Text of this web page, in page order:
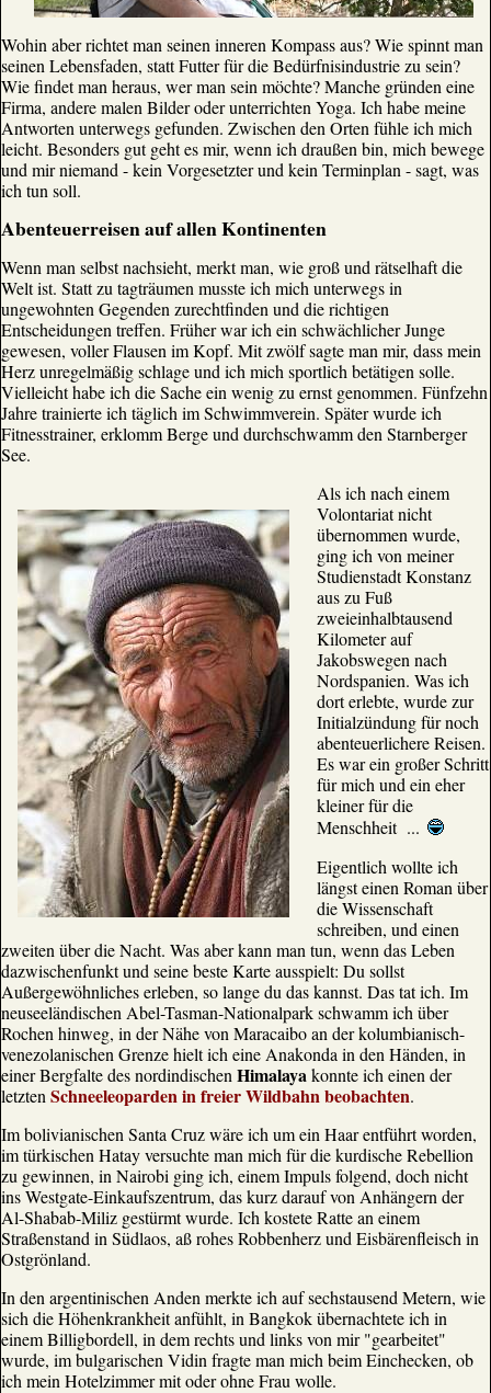
Wohin aber richtet man seinen inneren Kompass aus? Wie spinnt man
seinen Lebensfaden, statt Futter für die Bedürfnisindustrie zu sein?
Wie findet man heraus, wer man sein möchte? Manche gründen eine
Firma, andere malen Bilder oder unterrichten Yoga. Ich habe meine
Antworten unterwegs gefunden. Zwischen den Orten fühle ich mich
leicht. Besonders gut geht es mir, wenn ich draußen bin, mich bewege
und mir niemand - kein Vorgesetzter und kein Terminplan - sagt, was
ich tun soll.
Abenteuerreisen auf allen Kontinenten
Wenn man selbst nachsieht, merkt man, wie groß und rätselhaft die
Welt ist. Statt zu tagträumen musste ich mich unterwegs in
ungewohnten Gegenden zurechtfinden und die richtigen
Entscheidungen treffen. Früher war ich ein schwächlicher Junge
gewesen, voller Flausen im Kopf. Mit zwölf sagte man mir, dass mein
Herz unregelmäßig schlage und ich mich sportlich betätigen solle.
Vielleicht habe ich die Sache ein wenig zu ernst genommen. Fünfzehn
Jahre trainierte ich täglich im Schwimmverein. Später wurde ich
Fitnesstrainer, erklomm Berge und durchschwamm den Starnberger
See.
Als ich nach einem
Volontariat nicht
übernommen wurde,
ging ich von meiner
Studienstadt Konstanz
aus zu Fuß
zweieinhalbtausend
Kilometer auf
Jakobswegen nach
Nordspanien. Was ich
dort erlebte, wurde zur
Initialzündung für noch
abenteuerlichere Reisen.
Es war ein großer Schritt
für mich und ein eher
kleiner für die
Menschheit ...
Eigentlich wollte ich
längst einen Roman über
die Wissenschaft
schreiben, und einen
zweiten über die Nacht. Was aber kann man tun, wenn das Leben
dazwischenfunkt und seine beste Karte ausspielt: Du sollst
Außergewöhnliches erleben, so lange du das kannst. Das tat ich. Im
neuseeländischen Abel-Tasman-Nationalpark schwamm ich über
Rochen hinweg, in der Nähe von Maracaibo an der kolumbianisch-
venezolanischen Grenze hielt ich eine Anakonda in den Händen, in
einer Bergfalte des nordindischen Himalaya konnte ich einen der
letzten Schneeleoparden in freier Wildbahn beobachten.
Im bolivianischen Santa Cruz wäre ich um ein Haar entführt worden,
im türkischen Hatay versuchte man mich für die kurdische Rebellion
zu gewinnen, in Nairobi ging ich, einem Impuls folgend, doch nicht
ins Westgate-Einkaufszentrum, das kurz darauf von Anhängern der
Al-Shabab-Miliz gestürmt wurde. Ich kostete Ratte an einem
Straßenstand in Südlaos, aß rohes Robbenherz und Eisbärenfleisch in
Ostgrönland.
In den argentinischen Anden merkte ich auf sechstausend Metern, wie
sich die Höhenkrankheit anfühlt, in Bangkok übernachtete ich in
einem Billigbordell, in dem rechts und links von mir "gearbeitet"
wurde, im bulgarischen Vidin fragte man mich beim Einchecken, ob
ich mein Hotelzimmer mit oder ohne Frau wolle.